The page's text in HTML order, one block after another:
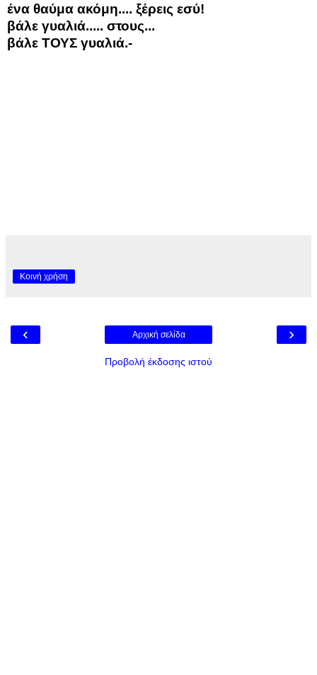
ένα θαύμα ακόμη.... ξέρεις εσύ!
βάλε γυαλιά..... στους...
βάλε ΤΟΥΣ γυαλιά.-
Κοινή χρήση
‹ ›
Αρχική σελίδα
Προβολή έκδοσης ιστού